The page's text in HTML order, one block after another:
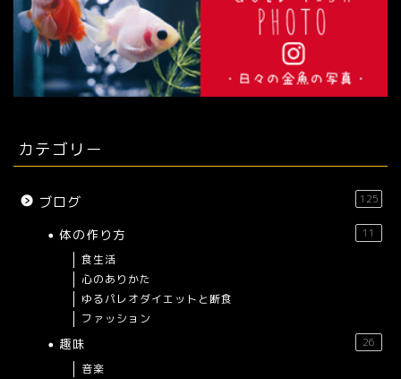
カテゴリー
ブログ 125
体の作り方 11
食生活
心のありかた
ゆるパレオダイエットと断食
ファッション
趣味 26
音楽